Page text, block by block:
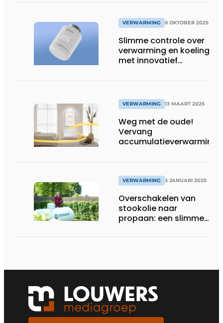
VERWARMING 6 OKTOBER 2025
Slimme controle over
verwarming en koeling
met innovatief
VERWARMING 13 MAART 2025
Weg met de oude!
Vervang
accumulatieverwarming
VERWARMING 3 JANUARI 2025
Overschakelen van
stookolie naar
propaan: een slimme